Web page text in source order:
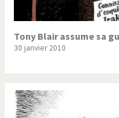
Tony Blair assume sa
30 janvier 2010